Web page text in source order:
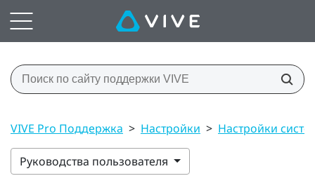
VIVE Pro Поддержка > Настройки > Настройки
Руководства пользователя